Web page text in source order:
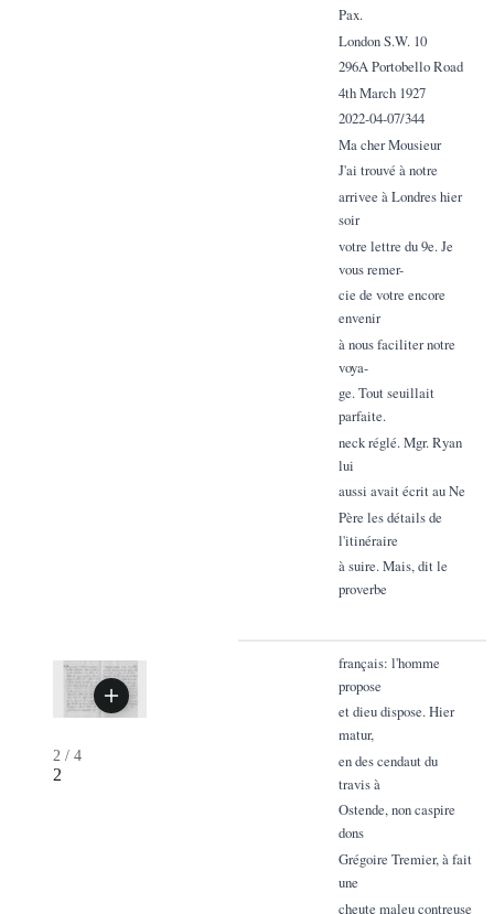
Pax.
London S.W. 10
296A Portobello Road
4th March 1927
2022-04-07/344
Ma cher Mousieur
J'ai trouvé à notre
arrivee à Londres hier
soir
votre lettre du 9e. Je
vous remer-
cie de votre encore
envenir
à nous faciliter notre
voya-
ge. Tout seuillait
parfaite.
neck réglé. Mgr. Ryan
lui
aussi avait écrit au Ne
Père les détails de
l'itinéraire
à suire. Mais, dit le
proverbe
2 / 4
2
français: l'homme
propose
et dieu dispose. Hier
matur,
en des cendaut du
travis à
Ostende, non caspire
dons
Grégoire Tremier, à fait
une
cheute maleu contreuse